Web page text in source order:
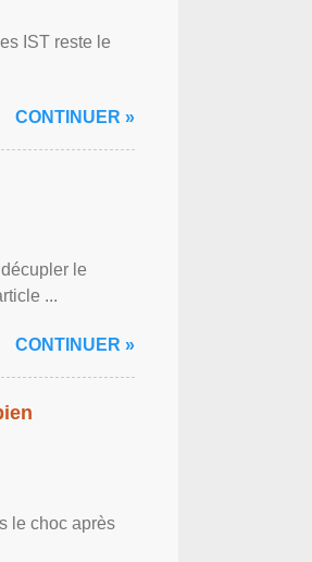
IST reste le
CONTINUER »
le
...
CONTINUER »
le choc après